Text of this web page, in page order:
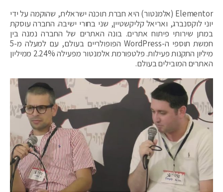
Elementor (אלמנטור) היא חברת תוכנה ישראלית, שהוקמה על ידי
יוני לוקסנברג, ואריאל קליקשטיין, שני בחורי ישיבה. החברה עוסקת
במתן שירותי פיתוח אתרים. בונה האתרים של החברה נמנה בין
חמשת תוספי ה-WordPress הפופולריים בעולם, עם למעלה מ-5
מיליון התקנות פעילות. פלטפורמת אלמנטור מפעילה 2.24% ממיליון
האתרים המובילים בעולם.